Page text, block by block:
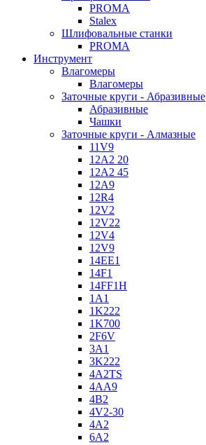
PROMA
Stalex
Шлифовальные станки
PROMA
Инструмент
Влагомеры
Влагомеры
Заточные круги - Абразивные
Абразивные
Чашки
Заточные круги - Алмазные
11V9
12A2 20
12A2 45
12A9
12R4
12V2
12V22
12V4
12V9
14EE1
14F1
14FF1H
1A1
1K222
1K700
2F6V
3A1
3K222
4A2TS
4AA9
4B2
4V2-30
4А2
6A2